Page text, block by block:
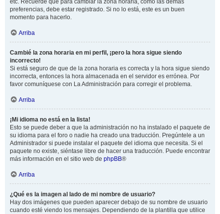
etc. Recuerde que para cambiar la zona horaria, como las demás
preferencias, debe estar registrado. Si no lo está, este es un buen
momento para hacerlo.
Arriba
Cambié la zona horaria en mi perfil, ¡pero la hora sigue siendo
incorrecto!
Si está seguro de que de la zona horaria es correcta y la hora sigue siendo
incorrecta, entonces la hora almacenada en el servidor es errónea. Por
favor comuníquese con La Administración para corregir el problema.
Arriba
¡Mi idioma no está en la lista!
Esto se puede deber a que la administración no ha instalado el paquete de
su idioma para el foro o nadie ha creado una traducción. Pregúntele a un
Administrador si puede instalar el paquete del idioma que necesita. Si el
paquete no existe, siéntase libre de hacer una traducción. Puede encontrar
más información en el sitio web de phpBB®
Arriba
¿Qué es la imagen al lado de mi nombre de usuario?
Hay dos imágenes que pueden aparecer debajo de su nombre de usuario
cuando esté viendo los mensajes. Dependiendo de la plantilla que utilice